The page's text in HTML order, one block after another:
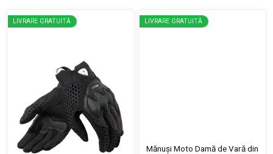
LIVRARE GRATUITĂ LIVRARE GRATUITĂ
Mănuși Moto Damă de Vară din